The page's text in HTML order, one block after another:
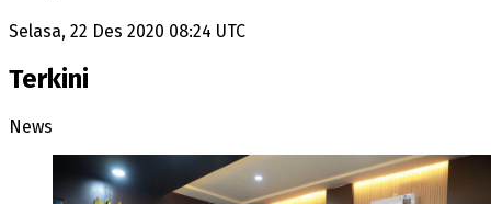
Selasa, 22 Des 2020 08:24 UTC
Terkini
News